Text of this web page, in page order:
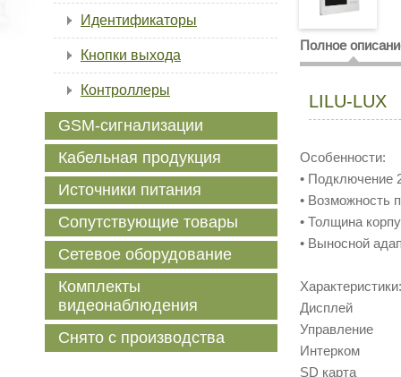
Полное
LILU-LUX
Особенности:
• Подключение
• Возможность
• Толщина
• Выносной
Характеристики:
Дисплей
Интерком
SD
Идентификаторы
Кнопки выхода
Контроллеры
GSM-сигнализации
Кабельная продукция
Источники питания
Сопутствующие товары
Сетевое оборудование
Комплекты
видеонаблюдения
Снято с производства